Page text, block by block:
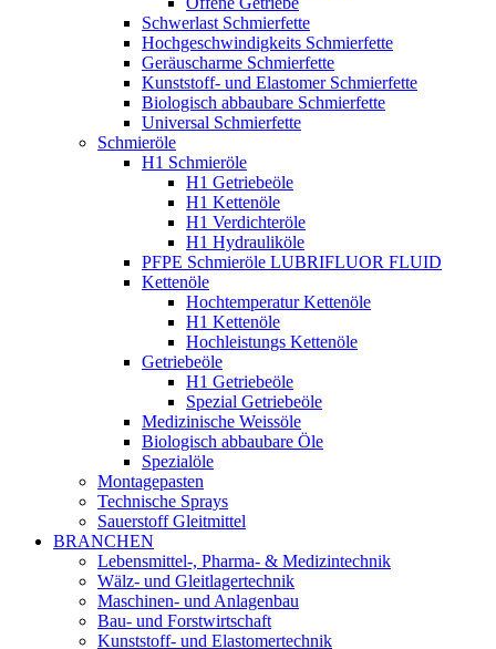
Schwerlast Schmierfette
Hochgeschwindigkeits Schmierfette
Geräuscharme Schmierfette
Kunststoff- und Elastomer Schmierfette
Biologisch abbaubare Schmierfette
Universal Schmierfette
Schmieröle
H1 Schmieröle
H1 Getriebeöle
H1 Kettenöle
H1 Verdichteröle
H1 Hydrauliköle
PFPE Schmieröle LUBRIFLUOR FLUID
Kettenöle
Hochtemperatur Kettenöle
H1 Kettenöle
Hochleistungs Kettenöle
Getriebeöle
H1 Getriebeöle
Spezial Getriebeöle
Medizinische Weissöle
Biologisch abbaubare Öle
Spezialöle
Montagepasten
Technische Sprays
Sauerstoff Gleitmittel
BRANCHEN
Lebensmittel-, Pharma- & Medizintechnik
Wälz- und Gleitlagertechnik
Maschinen- und Anlagenbau
Bau- und Forstwirtschaft
Kunststoff- und Elastomertechnik